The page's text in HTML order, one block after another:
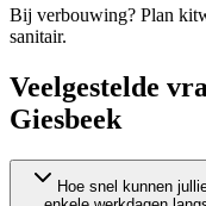
Bij verbouwing? Plan
sanitair.
Veelgestelde
Giesbeek
Hoe snel kunnen